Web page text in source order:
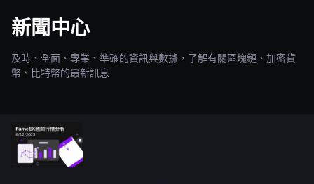
新聞中心
及時、全面、專業、準確的資訊與數據，了解有關區塊鏈、加密貨
幣、比特幣的最新訊息